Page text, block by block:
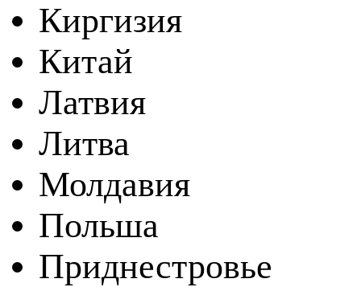
Киргизия
Китай
Латвия
Литва
Молдавия
Польша
Приднестровье